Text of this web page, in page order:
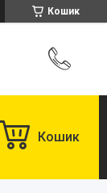
Кошик
Кошик